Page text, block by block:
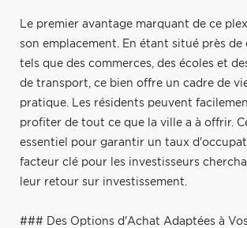
Le premier avantage marquant de ce
son emplacement. En étant situé près de
tels que des commerces, des écoles et
de transport, ce bien offre un cadre de
pratique. Les résidents peuvent
profiter de tout ce que la ville a à offrir.
essentiel pour garantir un taux
facteur clé pour les investisseurs
leur retour sur investissement.
### Des Options d'Achat Adaptées à